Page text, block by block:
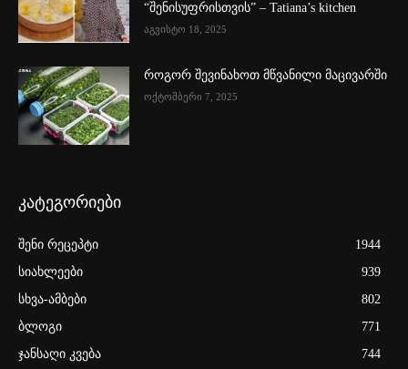
“შენისუფრისთვის” – Tatiana’s kitchen
აგვისტო 18, 2025
როგორ შევინახოთ მწვანილი მაცივარში
ოქტომბერი 7, 2025
კატეგორიები
შენი რეცეპტი
1944
სიახლეები
939
სხვა-ამბები
802
ბლოგი
771
ჯანსაღი კვება
744